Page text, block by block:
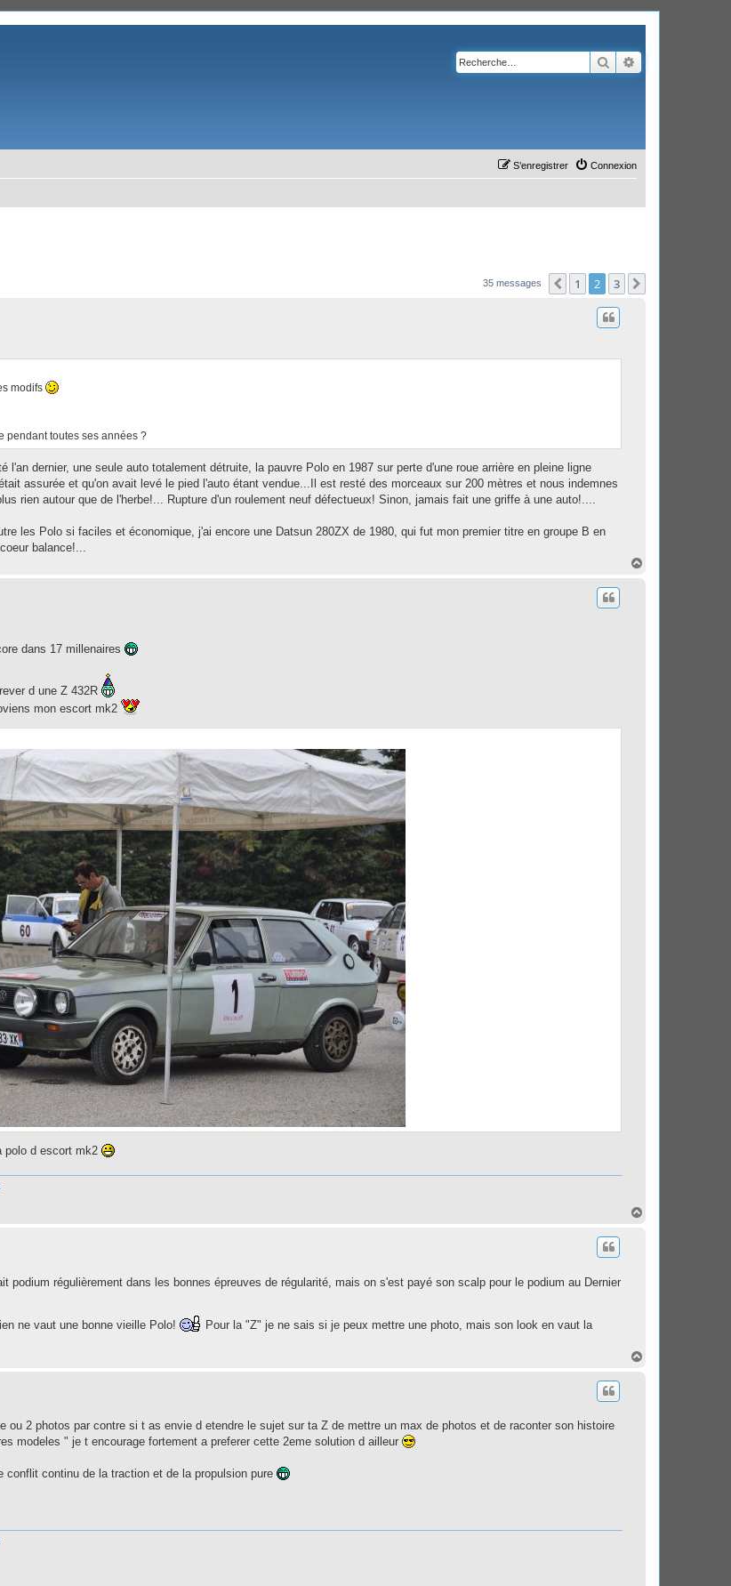
Rechercher
Connexion
S’enregistrer
35 messages Précédente
1 2 3
modifs
pendant toutes ses années ?
l'an dernier, une seule auto totalement détruite, la pauvre Polo en 1987 sur perte d'une roue arrière en pleine ligne
assurée et qu'on avait levé le pied l'auto étant vendue...Il est resté des morceaux sur 200 mètres et nous indemnes
rien autour que de l'herbe!... Rupture d'un roulement neuf défectueux! Sinon, jamais fait une griffe à une auto!....
les Polo si faciles et économique, j'ai encore une Datsun 280ZX de 1980, qui fut mon premier titre en groupe B en
balance!...
dans 17 millenaires
d une Z 432R
mon escort mk2
polo d escort mk2
podium régulièrement dans les bonnes épreuves de régularité, mais on s'est payé son scalp pour le podium au Dernier
ne vaut une bonne vieille Polo!
Pour la "Z" je ne sais si je peux mettre une photo, mais son look en vaut la
ou 2 photos par contre si t as envie d etendre le sujet sur ta Z de mettre un max de photos et de raconter son histoire
modeles " je t encourage fortement a preferer cette 2eme solution d ailleur
continu de la traction et de la propulsion pure